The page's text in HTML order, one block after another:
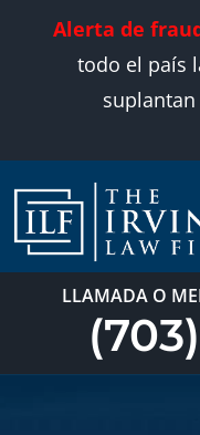
Alerta de
todo el país
LLAMADA O